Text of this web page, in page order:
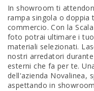
In showroom ti
rampa singola o doppia
commercio. Con la
foto potrai ultimare i
materiali selezionati.
nostri arredatori
esterni che fa per te.
dell'azienda Novalinea,
aspettando in